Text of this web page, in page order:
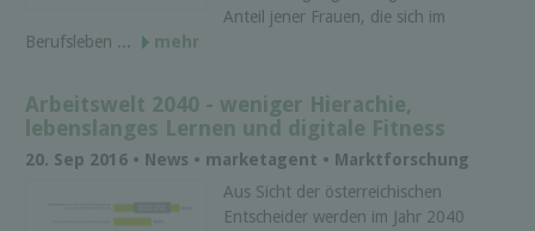
Anteil jener Frauen, die sich im
Berufsleben ...
mehr
Arbeitswelt 2040 - weniger Hierachie,
lebenslanges Lernen und digitale Fitness
20. Sep 2016 • News • marketagent • Marktforschung
Aus Sicht der österreichischen
Entscheider werden im Jahr 2040